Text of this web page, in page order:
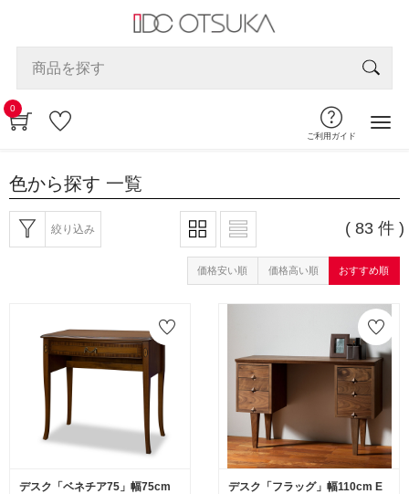
0
ご利用ガイド
色から探す 一覧
絞り込み ( 83 件 )
価格安い順 価格高い順 おすすめ順
デスク「ベネチア75」幅75cm
デスク「フラッグ」幅110cm E